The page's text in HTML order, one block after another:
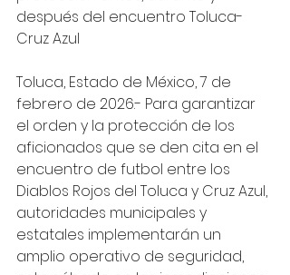
después del encuentro Toluca-
Cruz Azul
Toluca, Estado de México, 7 de
febrero de 2026.- Para garantizar
el orden y la protección de los
aficionados que se den cita en el
encuentro de futbol entre los
Diablos Rojos del Toluca y Cruz Azul,
autoridades municipales y
estatales implementarán un
amplio operativo de seguridad,